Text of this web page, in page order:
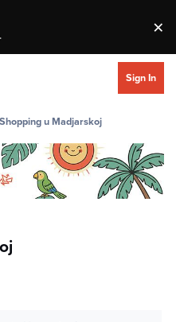
. ×
Sign In
Shopping u Madjarskoj